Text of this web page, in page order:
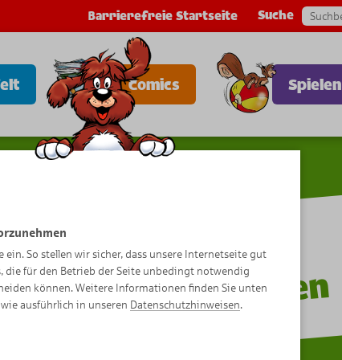
Barrierefreie Startseite Suche
Comics Spielen
Ri
n
g
os
Pa
pa
g
ei
e
n
k
uc
h
e
n
ein. So stellen wir sicher, dass unsere Internetseite gut
die für den Betrieb der Seite unbedingt notwendig
können. Weitere Informationen finden Sie unten
ausführlich in unseren Datenschutzhinweisen.